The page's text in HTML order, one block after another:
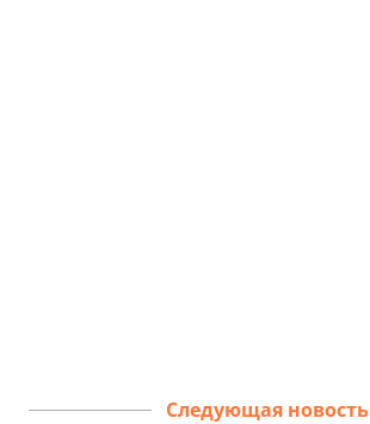
Следующая новость